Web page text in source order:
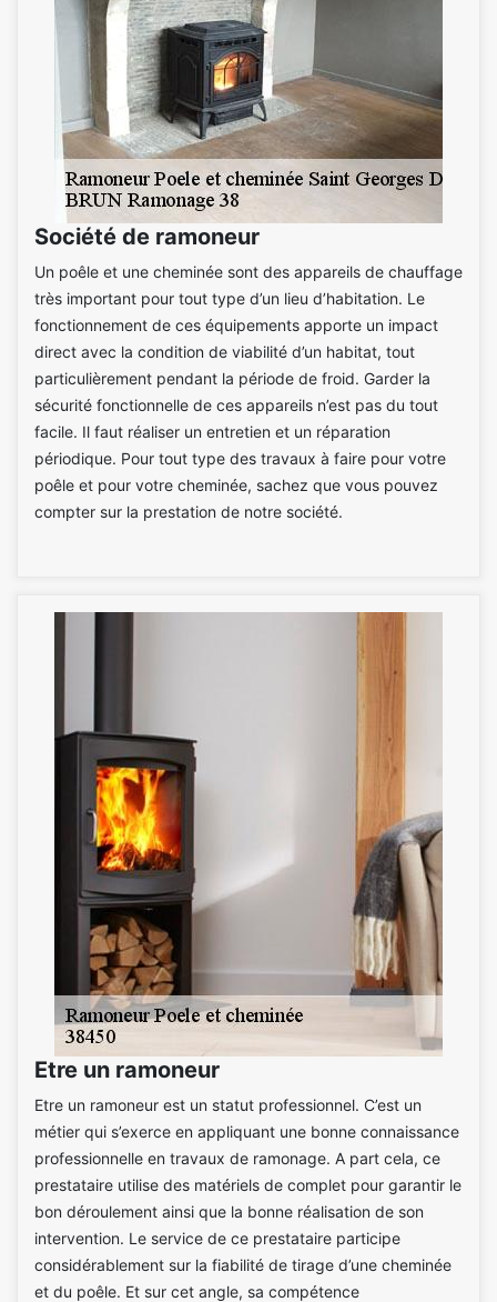
Société de ramoneur
Un poêle et une cheminée sont des appareils de chauffage
très important pour tout type d’un lieu d’habitation. Le
fonctionnement de ces équipements apporte un impact
direct avec la condition de viabilité d’un habitat, tout
particulièrement pendant la période de froid. Garder la
sécurité fonctionnelle de ces appareils n’est pas du tout
facile. Il faut réaliser un entretien et un réparation
périodique. Pour tout type des travaux à faire pour votre
poêle et pour votre cheminée, sachez que vous pouvez
compter sur la prestation de notre société.
Etre un ramoneur
Etre un ramoneur est un statut professionnel. C’est un
métier qui s’exerce en appliquant une bonne connaissance
professionnelle en travaux de ramonage. A part cela, ce
prestataire utilise des matériels de complet pour garantir le
bon déroulement ainsi que la bonne réalisation de son
intervention. Le service de ce prestataire participe
considérablement sur la fiabilité de tirage d’une cheminée
et du poêle. Et sur cet angle, sa compétence